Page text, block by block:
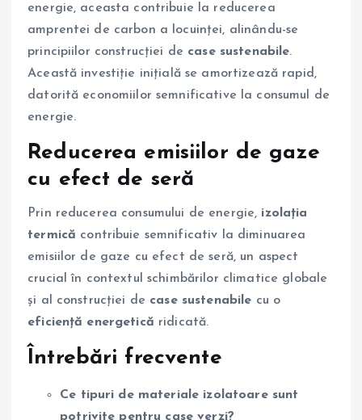
energie, aceasta contribuie la reducerea
amprentei de carbon a locuinței, alinându-se
principiilor construcției de case sustenabile.
Această investiție inițială se amortizează rapid,
datorită economiilor semnificative la consumul de
energie.
Reducerea emisiilor de gaze
cu efect de seră
Prin reducerea consumului de energie, izolația
termică contribuie semnificativ la diminuarea
emisiilor de gaze cu efect de seră, un aspect
crucial în contextul schimbărilor climatice globale
și al construcției de case sustenabile cu o
eficiență energetică ridicată.
Întrebări frecvente
Ce tipuri de materiale izolatoare sunt
potrivite pentru case verzi?